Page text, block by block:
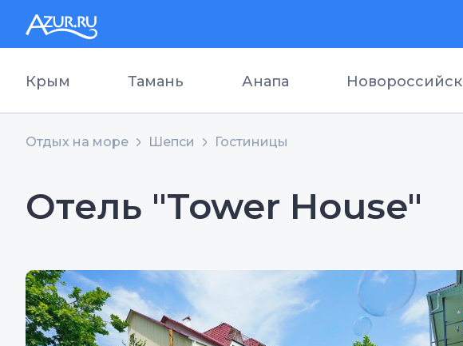
Крым Тамань Анапа Новороссийск
Отдых на море Шепси Гостиницы
Отель "Tower House"